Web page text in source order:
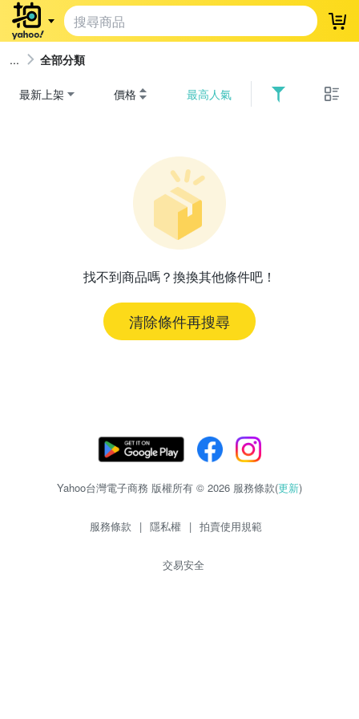
登
全部分類
最新上架 價格 最高人氣
找不到商品嗎？換換其他條件吧！
清除條件再搜尋
Yahoo台灣電子商務 版權所有 © 2026 服務條款(更新)
服務條款 | 隱私權 | 拍賣使用規範
交易安全